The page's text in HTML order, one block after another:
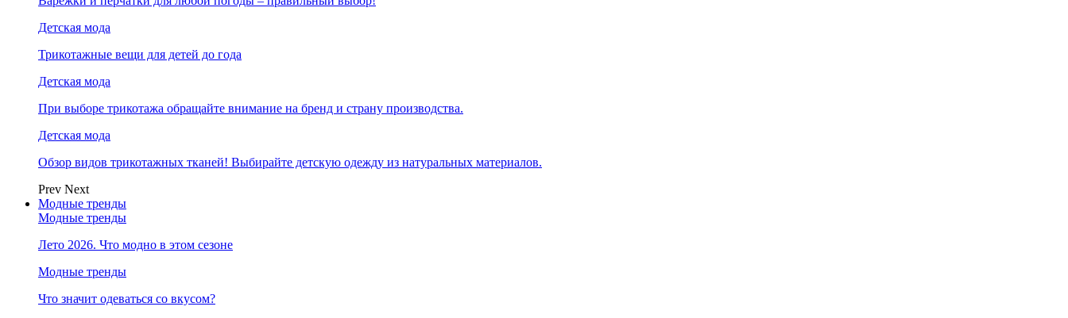
Детская мода
Трикотажные вещи для детей до года
Детская мода
При выборе трикотажа обращайте внимание на бренд и страну производства.
Детская мода
Обзор видов трикотажных тканей! Выбирайте детскую одежду из натуральных материалов.
Prev Next
Модные тренды
Модные тренды
Лето 2026. Что модно в этом сезоне
Модные тренды
Что значит одеваться со вкусом?